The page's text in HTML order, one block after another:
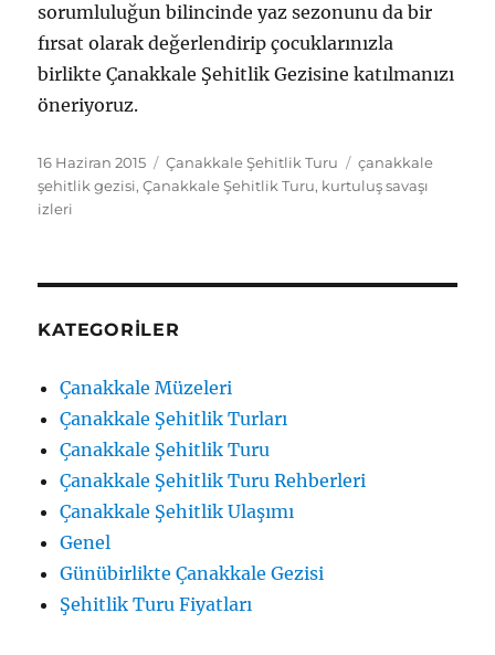
sorumluluğun bilincinde yaz sezonunu da bir
fırsat olarak değerlendirip çocuklarınızla
birlikte Çanakkale Şehitlik Gezisine katılmanızı
öneriyoruz.
Yayın
tarihi
16 Haziran 2015 Kategoriler
Çanakkale Şehitlik Turu Etiketler
çanakkale
şehitlik gezisi,Çanakkale Şehitlik Turu, kurtuluş savaşı
izleri
KATEGORILER
Çanakkale Müzeleri
Çanakkale Şehitlik Turları
Çanakkale Şehitlik Turu
Çanakkale Şehitlik Turu Rehberleri
Çanakkale Şehitlik Ulaşımı
Genel
Günübirlikte Çanakkale Gezisi
Şehitlik Turu Fiyatları